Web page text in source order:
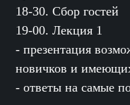
18-30. Сбор гостей
19-00. Лекция 1
- презентация
новичков и
- ответы на самые